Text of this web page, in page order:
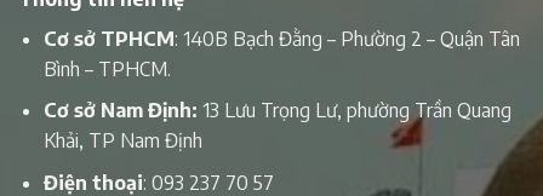
Cơ sở TPHCM: 140B Bạch Đằng – Phường 2 – Quận Tân
Bình – TPHCM.
Cơ sở Nam Định: 13 Lưu Trọng Lư, phường Trần Quang
Khải, TP Nam Định
Điện thoại: 093 237 70 57